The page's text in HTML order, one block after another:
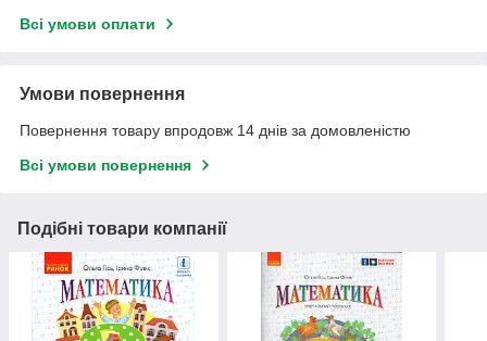
Всі умови оплати
Умови повернення
Повернення товару впродовж 14 днів за домовленістю
Всі умови повернення
Подібні товари компанії